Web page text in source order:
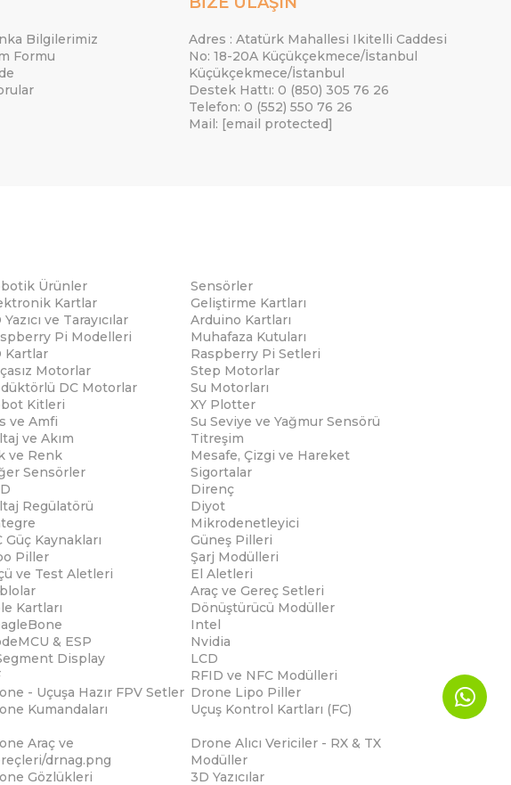
Bilgilerimiz
Formu
Adres : Atatürk Mahallesi Ikitelli Caddesi
No: 18-20A Küçükçekmece/İstanbul
Küçükçekmece/İstanbul
Destek Hattı: 0 (850) 305 76 26
Telefon: 0 (552) 550 76 26
Mail: [email protected]
Ürünler
Sensörler
Kartlar
Geliştirme Kartları
ve Tarayıcılar
Arduino Kartları
Pi Modelleri
Muhafaza Kutuları
Kartlar
Raspberry Pi Setleri
Motorlar
Step Motorlar
DC Motorlar
Su Motorları
Kitleri
XY Plotter
ve Amfi
Su Seviye ve Yağmur Sensörü
ve Akım
Titreşim
ve Renk
Mesafe, Çizgi ve Hareket
Sensörler
Sigortalar
Direnç
Regülatörü
Diyot
Mikrodenetleyici
Güç Kaynakları
Güneş Pilleri
Piller
Şarj Modülleri
ve Test Aletleri
El Aletleri
Araç ve Gereç Setleri
Kartları
Dönüştürücü Modüller
Intel
& ESP
Nvidia
Display
LCD
RFID ve NFC Modülleri
- Uçuşa Hazır FPV Setler Drone Lipo Piller
Kumandaları Uçuş Kontrol Kartları (FC)
Araç ve
drnag.png
Drone Alıcı Vericiler - RX & TX
Modüller
Gözlükleri 3D Yazıcılar